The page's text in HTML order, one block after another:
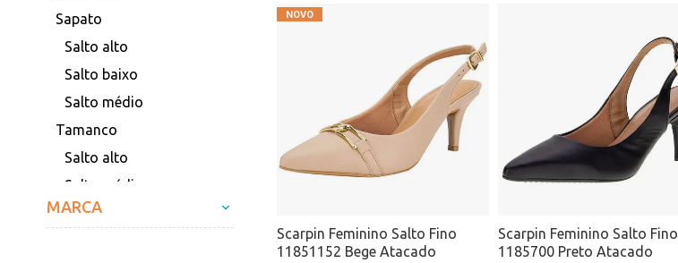
Sapato
Salto alto
Salto baixo
Salto médio
Tamanco
Salto alto
Salto médio
Scarpin
MARCA
Scarpin Feminino Salto Fino
11851152 Bege Atacado
Scarpin Feminino Salto Fino
1185700 Preto Atacado